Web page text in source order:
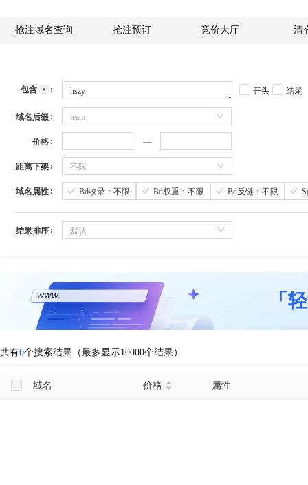
抢注域名查询 抢注预订 竞价大厅 清
包含 开头 结尾
域名后缀 team
价格
距离下架 不限
域名属性 Bd收录：不限 Bd权重：不限 Bd反链：不限
结果排序 默认
「
共有0个搜索结果（最多显示10000个结果）
域名 价格 属性